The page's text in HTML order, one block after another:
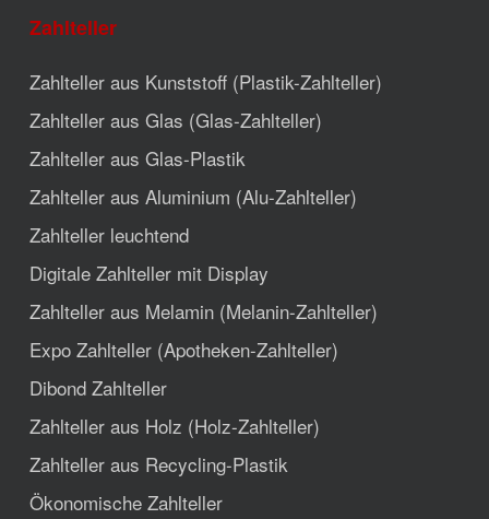
Zahlteller
Zahlteller aus Kunststoff (Plastik-Zahlteller)
Zahlteller aus Glas (Glas-Zahlteller)
Zahlteller aus Glas-Plastik
Zahlteller aus Aluminium (Alu-Zahlteller)
Zahlteller leuchtend
Digitale Zahlteller mit Display
Zahlteller aus Melamin (Melanin-Zahlteller)
Expo Zahlteller (Apotheken-Zahlteller)
Dibond Zahlteller
Zahlteller aus Holz (Holz-Zahlteller)
Zahlteller aus Recycling-Plastik
Ökonomische Zahlteller